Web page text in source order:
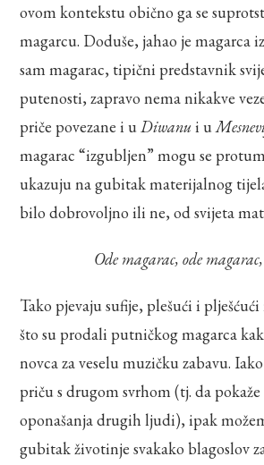
ovom kontekstu obično ga se
magarcu. Doduše, jahao je magarca
sam magarac, tipični predstavnik
putenosti, zapravo nema nikakve
priče povezane i uDiwanui u
magarac “izgubljen” mogu se
ukazuju na gubitak materijalnog
bilo dobrovoljno ili ne, od svijeta
Ode magarac, ode
Tako pjevaju sufije, plešući i
što su prodali putničkog magarca
novca za veselu muzičku zabavu.
priču s drugom svrhom (tj. da
oponašanja drugih ljudi), ipak
gubitak životinje svakako blagoslov